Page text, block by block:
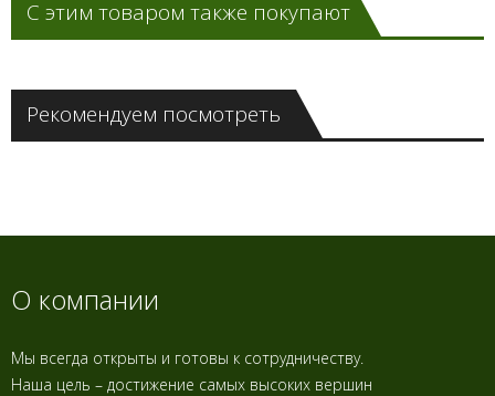
С этим товаром также покупают
Рекомендуем посмотреть
О компании
Мы всегда открыты и готовы к сотрудничеству.
Наша цель – достижение самых высоких вершин